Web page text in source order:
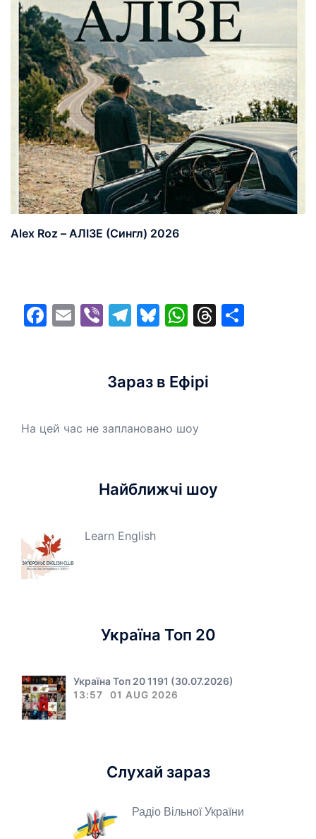
Alex Roz – АЛІЗЕ (Сингл) 2026
Facebook
EmailViberTelegram
Bluesky
WhatsApp
Threads
Зараз в Ефірі
На цей час не заплановано шоу
Найближчі шоу
Learn English
Україна Топ 20
Україна Топ 20 1191 (30.07.2026)
13:57 01 AUG 2026
Слухай зараз
Радіо Вільної України